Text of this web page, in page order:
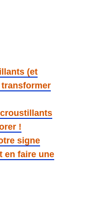
(et
!
signe
en faire une